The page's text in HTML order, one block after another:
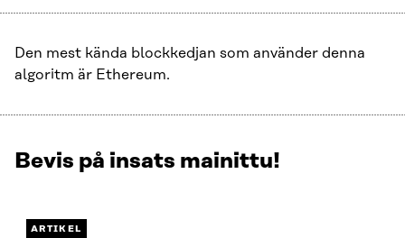
Den mest kända blockkedjan som använder denna
algoritm är Ethereum.
Bevis på insats mainittu!
ARTIKEL
Näytetään